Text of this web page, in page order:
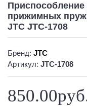
Приспособление
прижимных
JTC JTC-1708
Бренд: JTC
Артикул: JTC-1708